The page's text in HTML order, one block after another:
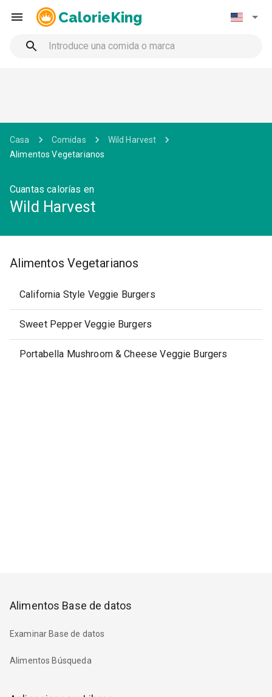
CalorieKing
Casa Comidas
Wild Harvest
Alimentos Vegetarianos
Cuantas calorías en
Wild Harvest
Alimentos Vegetarianos
California Style Veggie Burgers
Sweet Pepper Veggie Burgers
Portabella Mushroom & Cheese Veggie Burgers
Alimentos Base de datos
Examinar Base de datos
Alimentos Búsqueda